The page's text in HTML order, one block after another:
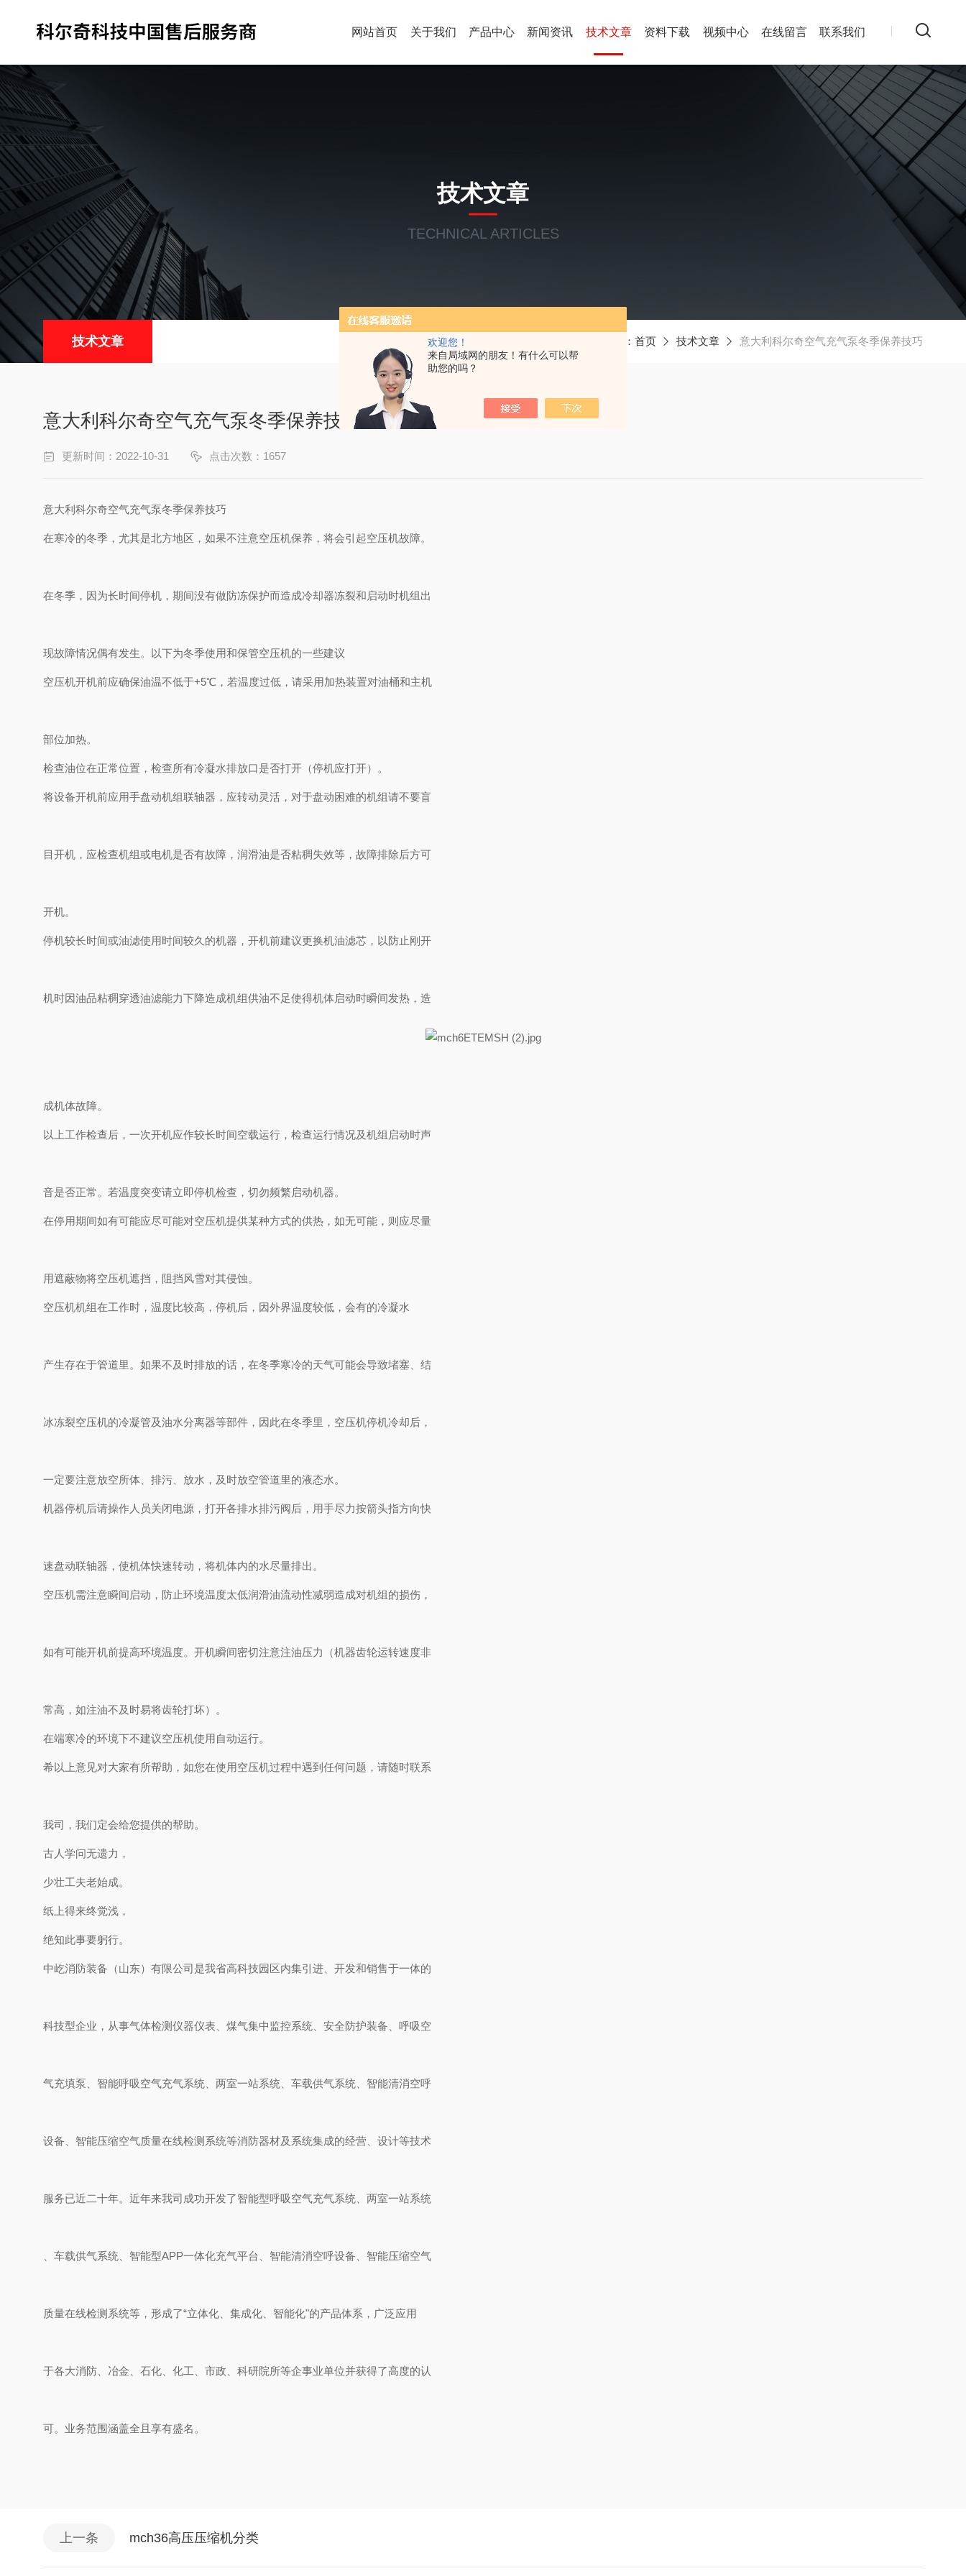
欢迎您！
来自局域网的朋友！有什么可以帮
助您的吗？
网站首页 关于我们 产品中心 新闻资讯 技术文章 资料下载 视频中心 在线留言 联系我们
技术文章
TECHNICAL ARTICLES
技术文章 当前位置： 首页 技术文章 ​意大利科尔奇空气充气泵冬季保养技巧
​意大利科尔奇空气充气泵冬季保养技巧
更新时间：2022-10-31 点击次数：1657
意大利科尔奇空气充气泵冬季保养技巧
在寒冷的冬季，尤其是北方地区，如果不注意空压机保养，将会引起空压机故障。
在冬季，因为长时间停机，期间没有做防冻保护而造成冷却器冻裂和启动时机组出
现故障情况偶有发生。以下为冬季使用和保管空压机的一些建议
空压机开机前应确保油温不低于+5℃，若温度过低，请采用加热装置对油桶和主机
部位加热。
检查油位在正常位置，检查所有冷凝水排放口是否打开（停机应打开）。
将设备开机前应用手盘动机组联轴器，应转动灵活，对于盘动困难的机组请不要盲
目开机，应检查机组或电机是否有故障，润滑油是否粘稠失效等，故障排除后方可
开机。
停机较长时间或油滤使用时间较久的机器，开机前建议更换机油滤芯，以防止刚开
机时因油品粘稠穿透油滤能力下降造成机组供油不足使得机体启动时瞬间发热，造
成机体故障。
以上工作检查后，一次开机应作较长时间空载运行，检查运行情况及机组启动时声
音是否正常。若温度突变请立即停机检查，切勿频繁启动机器。
在停用期间如有可能应尽可能对空压机提供某种方式的供热，如无可能，则应尽量
用遮蔽物将空压机遮挡，阻挡风雪对其侵蚀。
空压机机组在工作时，温度比较高，停机后，因外界温度较低，会有的冷凝水
产生存在于管道里。如果不及时排放的话，在冬季寒冷的天气可能会导致堵塞、结
冰冻裂空压机的冷凝管及油水分离器等部件，因此在冬季里，空压机停机冷却后，
一定要注意放空所体、排污、放水，及时放空管道里的液态水。
机器停机后请操作人员关闭电源，打开各排水排污阀后，用手尽力按箭头指方向快
速盘动联轴器，使机体快速转动，将机体内的水尽量排出。
空压机需注意瞬间启动，防止环境温度太低润滑油流动性减弱造成对机组的损伤，
如有可能开机前提高环境温度。开机瞬间密切注意注油压力（机器齿轮运转速度非
常高，如注油不及时易将齿轮打坏）。
在端寒冷的环境下不建议空压机使用自动运行。
希以上意见对大家有所帮助，如您在使用空压机过程中遇到任何问题，请随时联系
我司，我们定会给您提供的帮助。
古人学问无遗力，
少壮工夫老始成。
纸上得来终觉浅，
绝知此事要躬行。
中屹消防装备（山东）有限公司是我省高科技园区内集引进、开发和销售于一体的
科技型企业，从事气体检测仪器仪表、煤气集中监控系统、安全防护装备、呼吸空
气充填泵、智能呼吸空气充气系统、两室一站系统、车载供气系统、智能清消空呼
设备、智能压缩空气质量在线检测系统等消防器材及系统集成的经营、设计等技术
服务已近二十年。近年来我司成功开发了智能型呼吸空气充气系统、两室一站系统
、车载供气系统、智能型APP一体化充气平台、智能清消空呼设备、智能压缩空气
质量在线检测系统等，形成了“立体化、集成化、智能化"的产品体系，广泛应用
于各大消防、冶金、石化、化工、市政、科研院所等企事业单位并获得了高度的认
可。业务范围涵盖全且享有盛名。
上一条 mch36高压压缩机分类